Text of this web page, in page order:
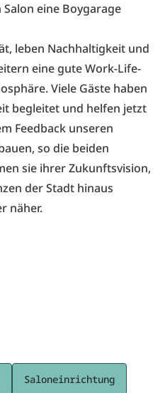
eine Boygarage
leben Nachhaltigkeit und
eine gute Work-Life-
Viele Gäste haben
begleitet und helfen jetzt
Feedback unseren
so die beiden
sie ihrer Zukunftsvision,
der Stadt hinaus
näher.
Saloneinrichtung